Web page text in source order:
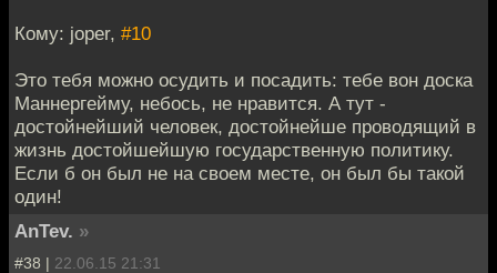
Кому: joper, #10
Это тебя можно осудить и посадить: тебе вон доска
Маннергейму, небось, не нравится. А тут -
достойнейший человек, достойнейше проводящий в
жизнь достойшейшую государственную политику.
Если б он был не на своем месте, он был бы такой
один!
AnTev. »
#38 | 22.06.15 21:31